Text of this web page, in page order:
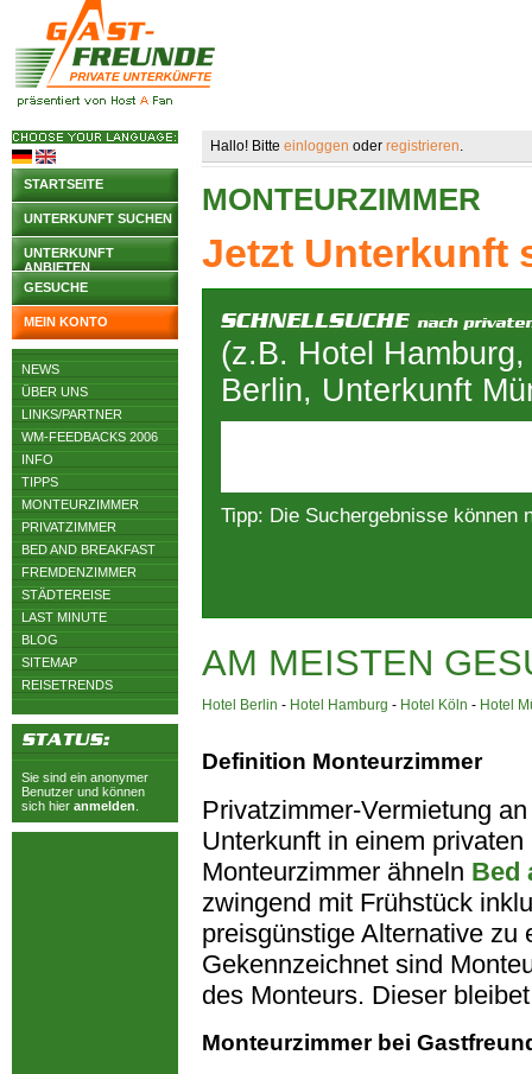
STARTSEITE
UNTERKUNFT SUCHEN
UNTERKUNFT
ANBIETEN
GESUCHE
MEIN KONTO
NEWS
ÜBER UNS
LINKS/PARTNER
WM-FEEDBACKS 2006
INFO
TIPPS
MONTEURZIMMER
PRIVATZIMMER
BED AND BREAKFAST
FREMDENZIMMER
STÄDTEREISE
LAST MINUTE
BLOG
SITEMAP
REISETRENDS
Sie sind ein anonymer
Benutzer und können
sich hier anmelden
Hallo! Bitte einloggen oder registrieren.
MONTEURZIMMER
Jetzt Unterkunft
(z.B. Hotel
Berlin, Unterkunft
Tipp: Die Suchergebnisse können
AM MEISTEN
Hotel Berlin - Hotel Hamburg - Hotel Köln - Hotel
Definition Monteurzimmer
Privatzimmer-Vermietung
Unterkunft in einem
Monteurzimmer ähneln Bed
zwingend mit Frühstück
preisgünstige Alternative
Gekennzeichnet sind
des Monteurs. Dieser
Monteurzimmer bei